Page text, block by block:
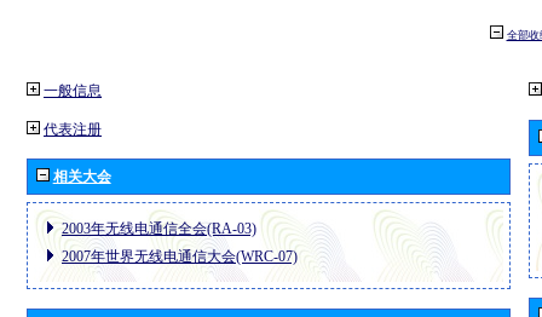
全部收
一般信息
代表注册
相关大会
2003年无线电通信全会(RA-03)
2007年世界无线电通信大会(WRC-07)